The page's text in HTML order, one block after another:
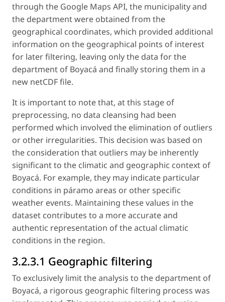
through the Google Maps API, the municipality and
the department were obtained from the
geographical coordinates, which provided additional
information on the geographical points of interest
for later filtering, leaving only the data for the
department of Boyacá and finally storing them in a
new netCDF file.
It is important to note that, at this stage of
preprocessing, no data cleansing had been
performed which involved the elimination of outliers
or other irregularities. This decision was based on
the consideration that outliers may be inherently
significant to the climatic and geographic context of
Boyacá. For example, they may indicate particular
conditions in páramo areas or other specific
weather events. Maintaining these values in the
dataset contributes to a more accurate and
authentic representation of the actual climatic
conditions in the region.
3.2.3.1 Geographic filtering
To exclusively limit the analysis to the department of
Boyacá, a rigorous geographic filtering process was